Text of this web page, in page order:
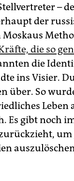
–
der
Moskaus
die so
die
ins Visier.
über. So
Leben
Es gibt noch
um